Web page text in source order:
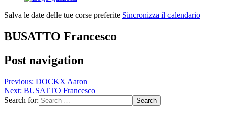
Salva le date delle tue corse preferite Sincronizza il calendario
BUSATTO Francesco
Post navigation
Previous: DOCKX Aaron
Next: BUSATTO Francesco
Search for: